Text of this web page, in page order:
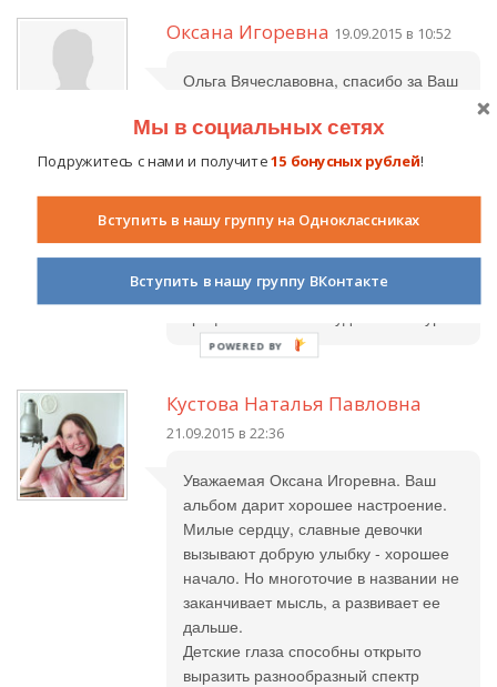
Оксана Игоревна 19.09.2015 в 10:52
Ольга Вячеславовна, спасибо за Ваш
Наталья Михайловна 20.09.2015 в
14:58
очень любите детей и свою
Кустова Наталья Павловна
21.09.2015 в 22:36
Уважаемая Оксана Игоревна. Ваш
альбом дарит хорошее настроение.
Милые сердцу, славные девочки
вызывают добрую улыбку - хорошее
начало. Но многоточие в названии не
заканчивает мысль, а развивает ее
дальше.
Детские глаза способны открыто
выразить разнообразный спектр
Мы в социальных сетях
Подружитесь с нами и получите15 бонусных рублей!
Вступить в нашу группу на Одноклассниках
Вступить в нашу группу ВКонтакте
POWERED BY